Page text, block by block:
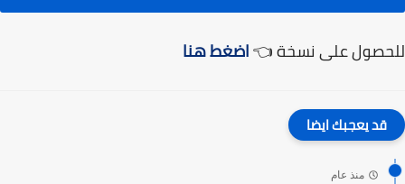
للحصول على نسخة 👈اضغط هنا
قد يعجبك ايضا
منذ عام